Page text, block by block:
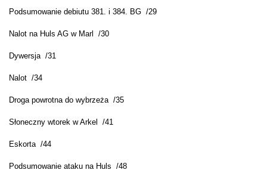
Podsumowanie debiutu 381. i 384. BG /29
Nalot na Huls AG w Marl /30
Dywersja /31
Nalot /34
Droga powrotna do wybrzeża /35
Słoneczny wtorek w Arkel /41
Eskorta /44
Podsumowanie ataku na Huls /48